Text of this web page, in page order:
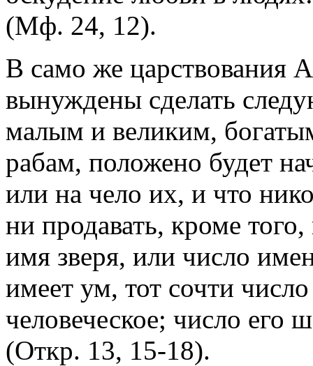
(Мф. 24, 12).
В само же царствования
вынуждены сделать
малым и великим,
рабам, положено будет
или на чело их, и что
ни продавать, кроме
имя зверя, или число
имеет ум, тот сочти
человеческое; число его
(Откр. 13, 15-18).